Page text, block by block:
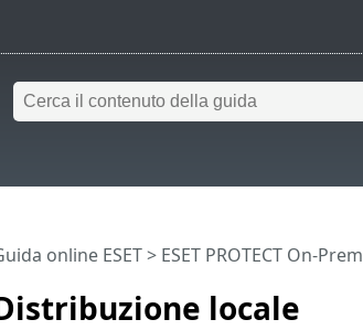
locale
online ESET> ESET PROTECT On-Prem